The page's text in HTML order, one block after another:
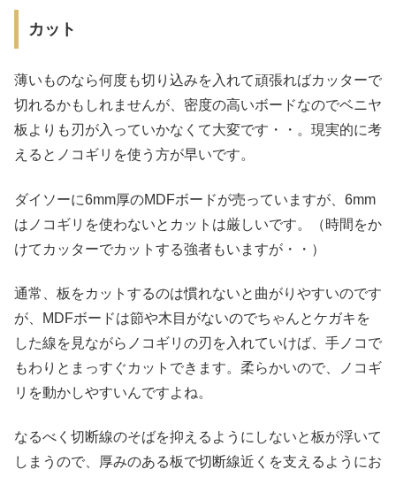
カット
薄いものなら何度も切り込みを入れて頑張ればカッターで
切れるかもしれませんが、密度の高いボードなのでベニヤ
板よりも刃が入っていかなくて大変です・・。現実的に考
えるとノコギリを使う方が早いです。
ダイソーに6mm厚のMDFボードが売っていますが、6mm
はノコギリを使わないとカットは厳しいです。（時間をか
けてカッターでカットする強者もいますが・・）
通常、板をカットするのは慣れないと曲がりやすいのです
が、MDFボードは節や木目がないのでちゃんとケガキを
した線を見ながらノコギリの刃を入れていけば、手ノコで
もわりとまっすぐカットできます。柔らかいので、ノコギ
リを動かしやすいんですよね。
なるべく切断線のそばを抑えるようにしないと板が浮いて
しまうので、厚みのある板で切断線近くを支えるようにお